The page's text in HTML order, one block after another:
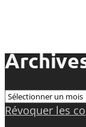
Archives
Révoquer les